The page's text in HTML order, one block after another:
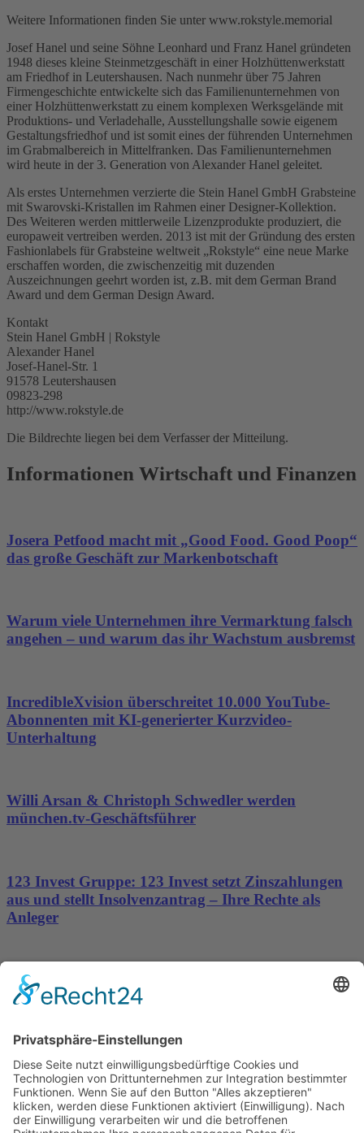
Weitere Informationen finden Sie unter www.rokstyle.memorial
Josef Hanel und seine Söhne Leonhard und Franz Hanel gründeten
1948 dieses kleine Steinmetzgeschäft in einer Holzhüttenwerkstatt
am Friedhof in Leutershausen. Nach nunmehr über 75 Jahren
Firmengeschichte entwickelte sich das Familienunternehmen von
einer Holzhüttenwerkstatt zu einem komplexen Werksgelände mit
Produktions- und Verladehalle, Ausstellungshalle sowie eigenem
Gestaltungsfriedhof und ist somit eines der führenden Unternehmen
im Grabmalbereich in Mittelfranken. Das Familienunternehmen
wird heute in der 3. Generation von Alexander Hanel geleitet.
Als erstes Unternehmen verzierte die Stein Hanel GmbH Grabsteine
mit Swarovski-Kristallen im Rahmen einer Designer-Kollektion.
Des Weiteren werden mittlerweile Lizenzprodukte produziert, die
europaweit vertreiben werden. 2013 ist mit der Gründung des ersten
Fashionlabels für Grabsteine weltweit „Rokstyle“ eine neue Marke
erschaffen worden, die zwischenzeitig mit duzenden
Auszeichnungen geehrt worden ist, z.B. mit dem German Brand
Award und dem German Design Award.
Kontakt
Stein Hanel GmbH | Rokstyle
Alexander Hanel
Josef-Hanel-Str. 1
91578 Leutershausen
09823-298
http://www.rokstyle.de
Die Bildrechte liegen bei dem Verfasser der Mitteilung.
Informationen Wirtschaft und Finanzen
Josera Petfood macht mit „Good Food. Good Poop“
das große Geschäft zur Markenbotschaft
Warum viele Unternehmen ihre Vermarktung falsch
angehen – und warum das ihr Wachstum ausbremst
IncredibleXvision überschreitet 10.000 YouTube-
Abonnenten mit KI-generierter Kurzvideo-
Unterhaltung
Willi Arsan & Christoph Schwedler werden
münchen.tv-Geschäftsführer
123 Invest Gruppe: 123 Invest setzt Zinszahlungen
aus und stellt Insolvenzantrag – Ihre Rechte als
Anleger
Dronus sichert sich 15 Millionen Dollar und treibt
den Aufbau autonomer Luftinfrastruktur voran
Wichtiges
Impressum
Datenschutz
Kooperation